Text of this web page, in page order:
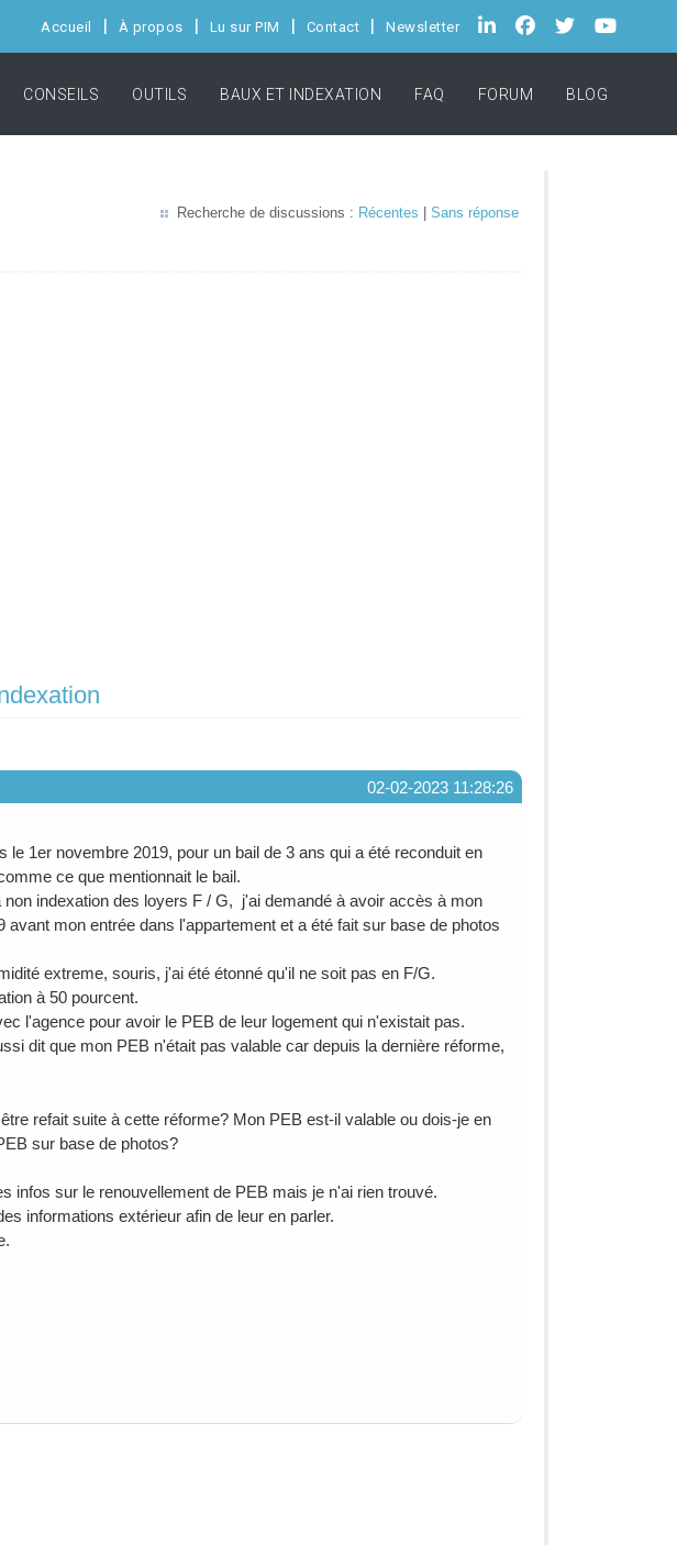
Accueil À propos Lu sur PIM Contact Newsletter
CONSEILS OUTILS BAUX ET INDEXATION FAQ FORUM BLOG
Recherche de discussions : Récentes Sans réponse
02-02-2023 11:28:26
1er novembre 2019, pour un bail de 3 ans qui a été reconduit en
ce que mentionnait le bail.
indexation des loyers F / G, j'ai demandé à avoir accès à mon
mon entrée dans l'appartement et a été fait sur base de photos
extreme, souris, j'ai été étonné qu'il ne soit pas en F/G.
à 50 pourcent.
l'agence pour avoir le PEB de leur logement qui n'existait pas.
dit que mon PEB n'était pas valable car depuis la dernière réforme,
refait suite à cette réforme? Mon PEB est-il valable ou dois-je en
sur base de photos?
infos sur le renouvellement de PEB mais je n'ai rien trouvé.
informations extérieur afin de leur en parler.